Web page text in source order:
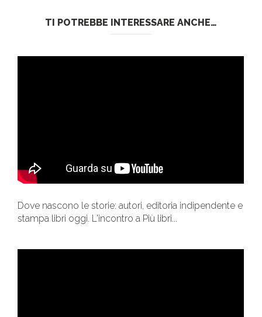
TI POTREBBE INTERESSARE ANCHE…
Dove nascono le storie: autori, editoria indipendente e
stampa libri oggi. L'incontro a Più libri...